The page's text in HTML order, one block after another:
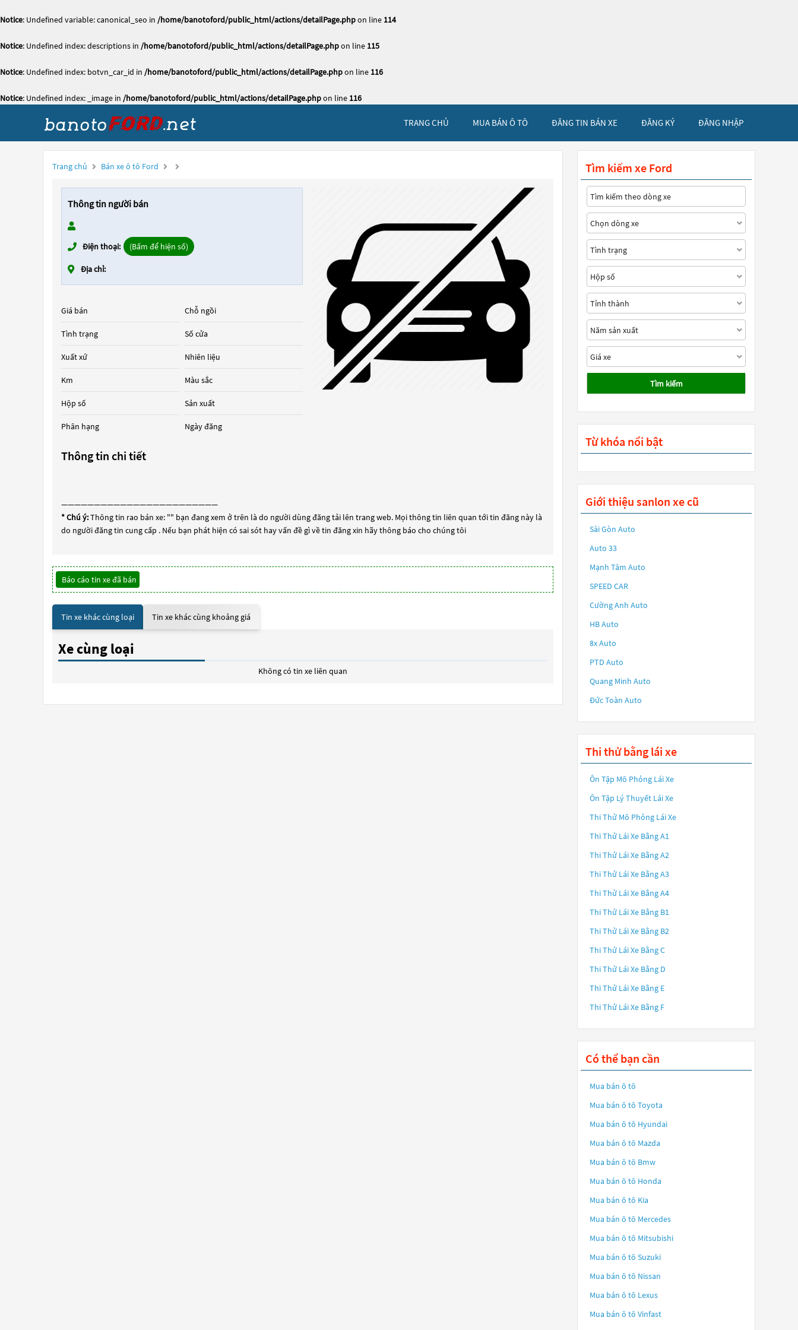
Notice: Undefined variable: canonical_seo in /home/banotoford/public_html/actions/detailPage.phpon line 114
Notice: Undefined index: descriptions in /home/banotoford/public_html/actions/detailPage.phpon line 115
Notice: Undefined index: botvn_car_id in /home/banotoford/public_html/actions/detailPage.phpon line 116
Notice: Undefined index: _image in /home/banotoford/public_html/actions/detailPage.phpon line 116
TRANG CHỦ MUA BÁN Ô TÔ ĐĂNG TIN BÁN XE ĐĂNG KÝ ĐĂNG NHẬP
Trang chủ Bán xe ô tô Ford
Thông tin người bán
Điện thoại: (Bấm để hiện số)
Địa chỉ:
Giá bán
Tình trạng
Xuất xứ
Km
Hộp số
Phân hạng
Chỗ ngồi
Số cửa
Nhiên liệu
Màu sắc
Sản xuất
Ngày đăng
Thông tin chi tiết
————————————————————————
* Chú ý:Thông tin rao bán xe: "" bạn đang xem ở trên là do người dùng đăng tải lên trang web. Mọi thông tin liên quan tới tin đăng này là
do người đăng tin cung cấp . Nếu bạn phát hiện có sai sót hay vấn đề gì về tin đăng xin hãy thông báo cho chúng tôi
Báo cáo tin xe đã bán
Tin xe khác cùng loại Tin xe khác cùng khoảng giá
Xe cùng loại
Không có tin xe liên quan
Tìm kiếm xe Ford
Tìm kiếm
Từ khóa nổi bật
Giới thiệu sanlon xe cũ
Sài Gòn Auto
Auto 33
Mạnh Tâm Auto
SPEED CAR
Cường Anh Auto
HB Auto
8x Auto
PTD Auto
Quang Minh Auto
Đức Toàn Auto
Thi thử bằng lái xe
Ôn Tập Mô Phỏng Lái Xe
Ôn Tập Lý Thuyết Lái Xe
Thi Thử Mô Phỏng Lái Xe
Thi Thử Lái Xe Bằng A1
Thi Thử Lái Xe Bằng A2
Thi Thử Lái Xe Bằng A3
Thi Thử Lái Xe Bằng A4
Thi Thử Lái Xe Bằng B1
Thi Thử Lái Xe Bằng B2
Thi Thử Lái Xe Bằng C
Thi Thử Lái Xe Bằng D
Thi Thử Lái Xe Bằng E
Thi Thử Lái Xe Bằng F
Có thể bạn cần
Mua bán ô tô
Mua bán ô tô Toyota
Mua bán ô tô Hyundai
Mua bán ô tô Mazda
Mua bán ô tô Bmw
Mua bán ô tô Honda
Mua bán ô tô Kia
Mua bán ô tô Mercedes
Mua bán ô tô Mitsubishi
Mua bán ô tô Suzuki
Mua bán ô tô Nissan
Mua bán ô tô Lexus
Mua bán ô tô Vinfast